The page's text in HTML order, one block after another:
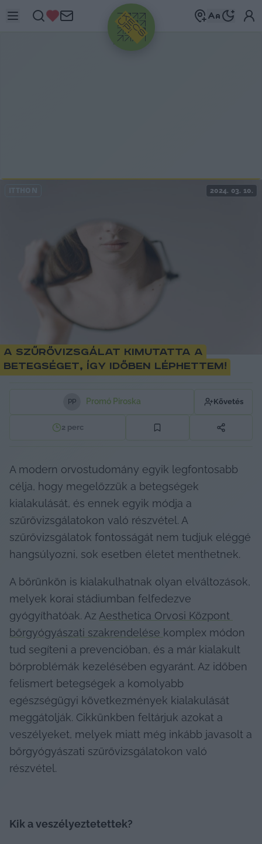
HIRDETÉS
2024. 03. 10.
A szűrővizsgálat kimutatta a
betegséget, így időben léphettem!
PP Promó Piroska Követés
2perc
A modern orvostudomány egyik legfontosabb
célja, hogy megelőzzük a betegségek
kialakulását, és ennek egyik módja a
szűrővizsgálatokon való részvétel. A
szűrővizsgálatok fontosságát nem tudjuk eléggé
hangsúlyozni, sok esetben életet menthetnek.
A bőrünkön is kialakulhatnak olyan elváltozások,
melyek korai stádiumban felfedezve
gyógyíthatóak. Az Aesthetica Orvosi Központ
bőrgyógyászati szakrendelése komplex módon
tud segíteni a prevencióban, és a már kialakult
bőrproblémák kezelésében egyaránt. Az időben
felismert betegségek a komolyabb
egészségügyi következmények kialakulását
meggátolják. Cikkünkben feltárjuk azokat a
veszélyeket, melyek miatt még inkább javasolt a
bőrgyógyászati szűrővizsgálatokon való
részvétel.
Kik a veszélyeztetettek?